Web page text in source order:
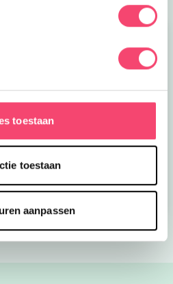
toestaan
toestaan
aanpassen
zomerboeken voor
Bekijk nu